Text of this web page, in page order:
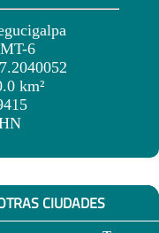
6
km²
CIUDADES